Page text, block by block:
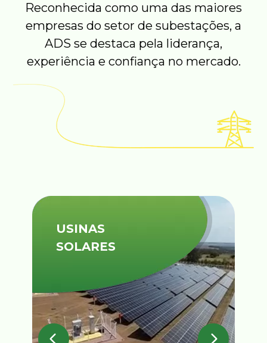
Reconhecida como uma das maiores
empresas do setor de subestações, a
ADS se destaca pela liderança,
experiência e confiança no mercado.
USINAS
SOLARES